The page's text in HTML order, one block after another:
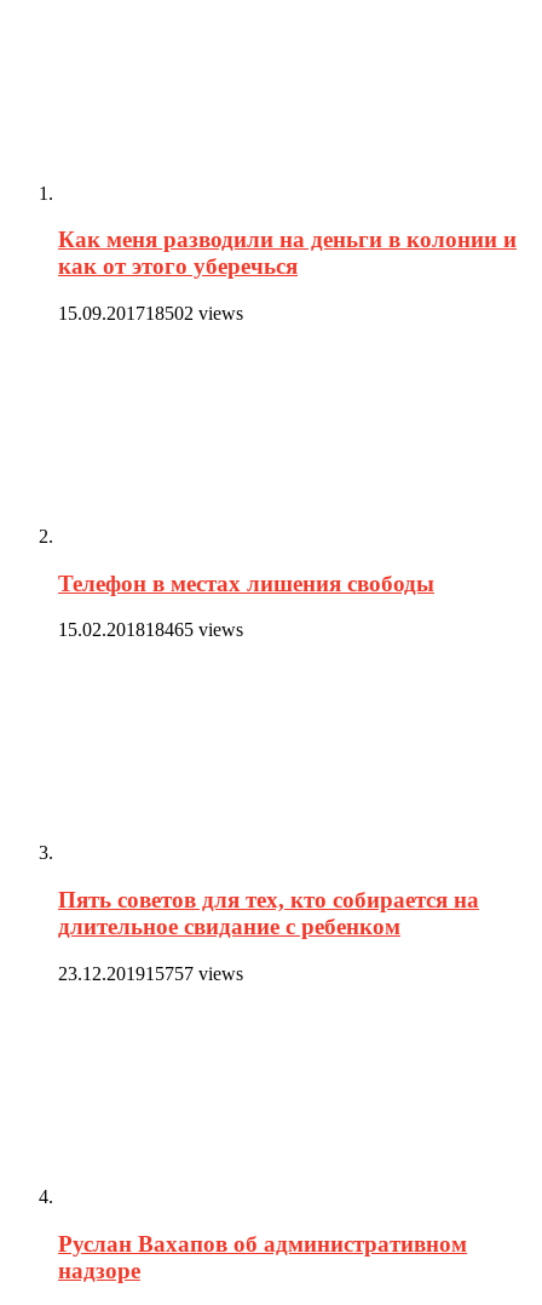
Как меня разводили на деньги в колонии и
как от этого уберечься
15.09.201718502 views
Телефон в местах лишения свободы
15.02.201818465 views
Пять советов для тех, кто собирается на
длительное свидание с ребенком
23.12.201915757 views
Руслан Вахапов об административном
надзоре